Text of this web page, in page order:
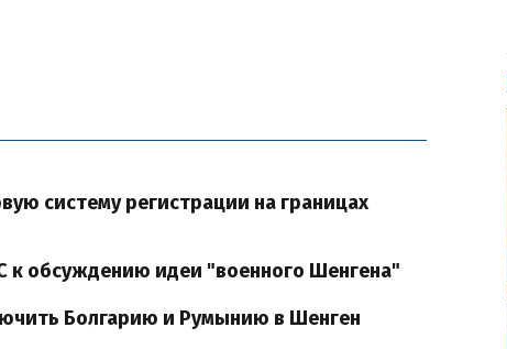
систему регистрации на границах
к обсуждению идеи "военного Шенгена"
Болгарию и Румынию в Шенген